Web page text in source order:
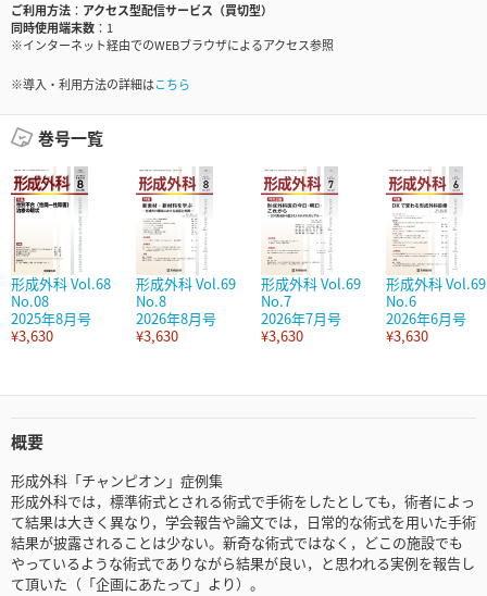
ご利用方法
アクセス型配信サービス（買切型）
同時使用端末数
1
※インターネット経由でのWEBブラウザによるアクセス参照
※導入・利用方法の詳細はこちら
巻号一覧
形成外科 Vol.68
No.08
2025年8月号
¥3,630
形成外科 Vol.69
No.8
2026年8月号
¥3,630
形成外科 Vol.69
No.7
2026年7月号
¥3,630
形成外科 Vol.69
No.6
2026年6月号
¥3,630
概要
形成外科「チャンピオン」症例集
形成外科では，標準術式とされる術式で手術をしたとしても，術者によっ
て結果は大きく異なり，学会報告や論文では，日常的な術式を用いた手術
結果が披露されることは少ない。新奇な術式ではなく，どこの施設でも
やっているような術式でありながら結果が良い，と思われる実例を報告し
て頂いた（「企画にあたって」より）。